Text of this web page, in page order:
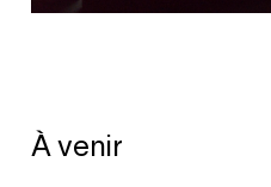
À venir